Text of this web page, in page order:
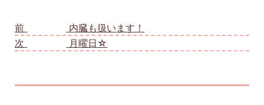
前
内臓も扱います！
次
月曜日☆